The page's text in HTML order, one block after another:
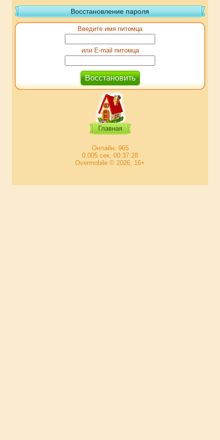
Восстановление пароля
Введите имя питомца
или E-mail питомца
Главная
Онлайн: 965
0.005 сек, 00:37:28
Overmobile © 2026, 16+